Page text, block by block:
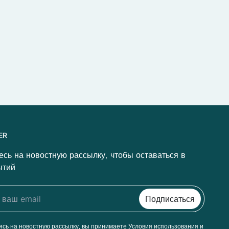
на новостную рассылку, чтобы оставаться в
на новостную рассылку, вы принимаете Условия использования и